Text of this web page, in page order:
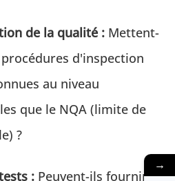
de la qualité : Mettent-
d'inspection
au niveau
que le NQA (limite de
?
: Peuvent-ils fournir
→